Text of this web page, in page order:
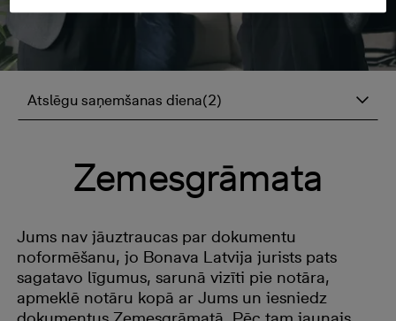
Atslēgu saņemšanas diena(2)
Zemesgrāmata
Jums nav jāuztraucas par dokumentu
noformēšanu, jo Bonava Latvija jurists pats
sagatavo līgumus, sarunā vizīti pie notāra,
apmeklē notāru kopā ar Jums un iesniedz